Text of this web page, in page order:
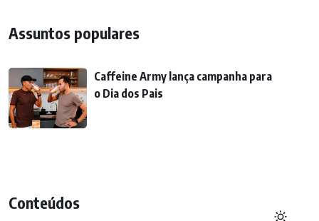
Assuntos populares
Caffeine Army lança campanha para
o Dia dos Pais
Conteúdos